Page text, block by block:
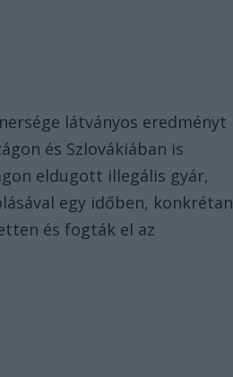
látványos eredményt
és Szlovákiában is
eldugott illegális gyár,
egy időben, konkrétan
és fogták el az